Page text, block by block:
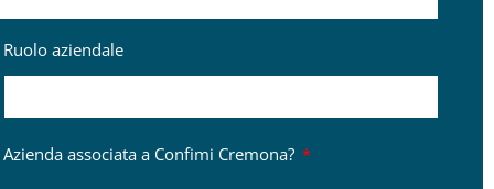
Ruolo aziendale
Azienda associata a Confimi Cremona?